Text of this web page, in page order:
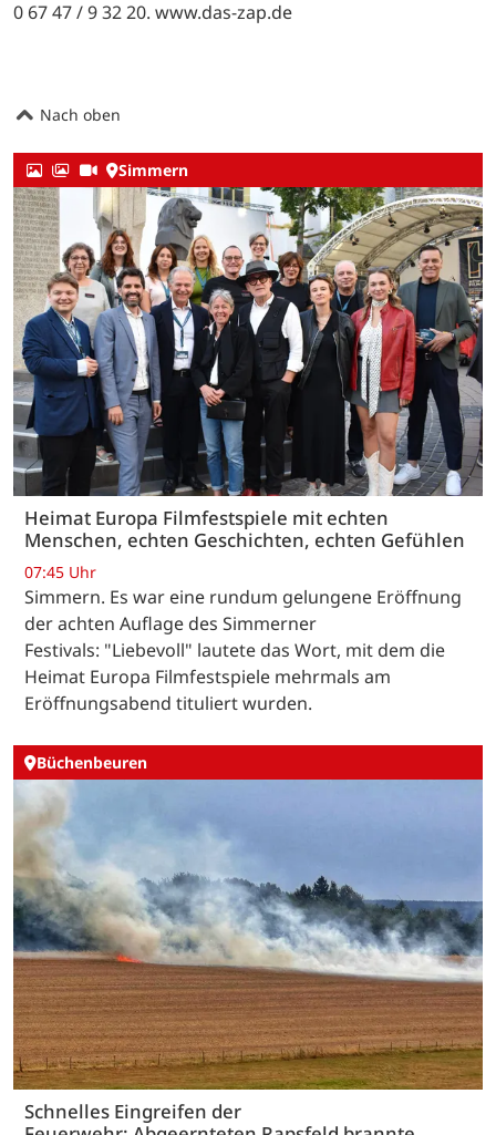
0 67 47 / 9 32 20. www.das-zap.de
Nach oben
Simmern
Heimat Europa Filmfestspiele mit echten
Menschen, echten Geschichten, echten Gefühlen
07:45 Uhr
Simmern. Es war eine rundum gelungene Eröffnung
der achten Auflage des Simmerner
Festivals: "Liebevoll" lautete das Wort, mit dem die
Heimat Europa Filmfestspiele mehrmals am
Eröffnungsabend tituliert wurden.
Büchenbeuren
Schnelles Eingreifen der